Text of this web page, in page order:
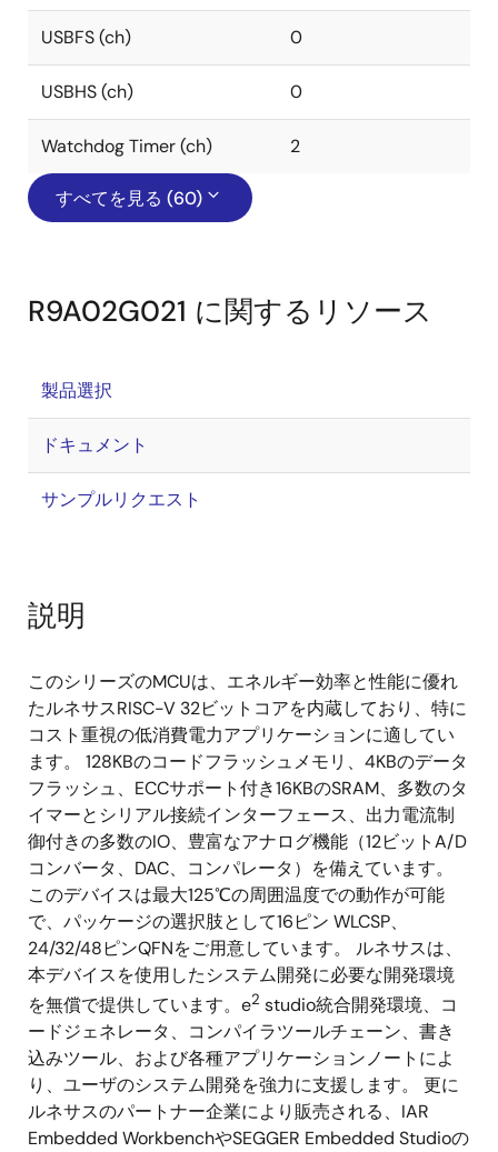
USBFS (ch) 0
USBHS (ch) 0
Watchdog Timer (ch) 2
すべてを見る (60)
R9A02G021 に関するリソース
製品選択
ドキュメント
サンプルリクエスト
説明
このシリーズのMCUは、エネルギー効率と性能に優れ
たルネサスRISC-V 32ビットコアを内蔵しており、特に
コスト重視の低消費電力アプリケーションに適してい
ます。 128KBのコードフラッシュメモリ、4KBのデータ
フラッシュ、ECCサポート付き16KBのSRAM、多数のタ
イマーとシリアル接続インターフェース、出力電流制
御付きの多数のIO、豊富なアナログ機能（12ビットA/D
コンバータ、DAC、コンパレータ）を備えています。
このデバイスは最大125℃の周囲温度での動作が可能
で、パッケージの選択肢として16ピン WLCSP、
24/32/48ピンQFNをご用意しています。 ルネサスは、
本デバイスを使用したシステム開発に必要な開発環境
を無償で提供しています。e2 studio統合開発環境、コ
ードジェネレータ、コンパイラツールチェーン、書き
込みツール、および各種アプリケーションノートによ
り、ユーザのシステム開発を強力に支援します。 更に
ルネサスのパートナー企業により販売される、IAR
Embedded WorkbenchやSEGGER Embedded Studioの